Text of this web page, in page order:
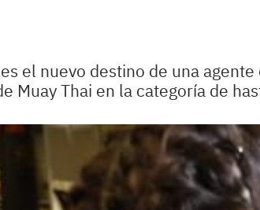
el nuevo destino de una
Muay Thai en la categoría de